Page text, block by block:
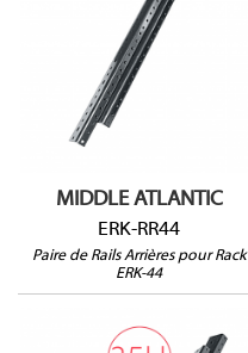
MIDDLE ATLANTIC
ERK-RR44
Paire de Rails Arrières pour Rack
ERK-44
Pour rack ERK-44
Vendu par paire